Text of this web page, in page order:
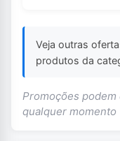
Veja outras
produtos da
Promoções
qualquer momento